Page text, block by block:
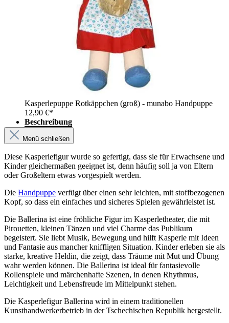
Kasperlepuppe Rotkäppchen (groß) - munabo Handpuppe
12,90 €*
Beschreibung
Menü schließen
Diese Kasperlefigur wurde so gefertigt, dass sie für Erwachsene und
Kinder gleichermaßen geeignet ist, denn häufig soll ja von Eltern
oder Großeltern etwas vorgespielt werden.
Die Handpuppe verfügt über einen sehr leichten, mit stoffbezogenen
Kopf, so dass ein einfaches und sicheres Spielen gewährleistet ist.
Die Ballerina ist eine fröhliche Figur im Kasperletheater, die mit
Pirouetten, kleinen Tänzen und viel Charme das Publikum
begeistert. Sie liebt Musik, Bewegung und hilft Kasperle mit Ideen
und Fantasie aus mancher kniffligen Situation. Kinder erleben sie als
starke, kreative Heldin, die zeigt, dass Träume mit Mut und Übung
wahr werden können. Die Ballerina ist ideal für fantasievolle
Rollenspiele und märchenhafte Szenen, in denen Rhythmus,
Leichtigkeit und Lebensfreude im Mittelpunkt stehen.
Die Kasperlefigur Ballerina wird in einem traditionellen
Kunsthandwerkerbetrieb in der Tschechischen Republik hergestellt.